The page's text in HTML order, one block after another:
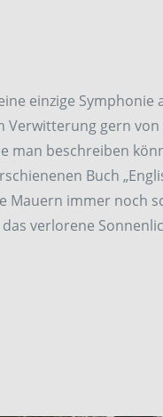
einzige
Verwitterung gern
man beschreiben
Buch
Mauern immer noch
verlorene